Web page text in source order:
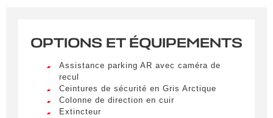
OPTIONS ET ÉQUIPEMENTS
Assistance parking AR avec caméra de
recul
Ceintures de sécurité en Gris Arctique
Colonne de direction en cuir
Extincteur